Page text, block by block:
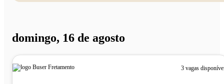
domingo, 16 de agosto
3 vagas